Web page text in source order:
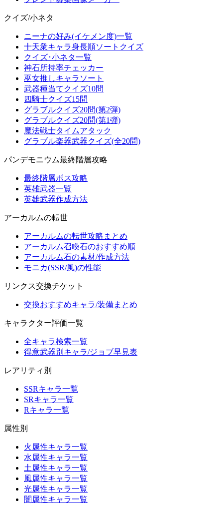
クイズ/小ネタ
ニーナの好み(イケメン度)一覧
十天衆キャラ身長順ソートクイズ
クイズ･小ネタ一覧
神石所持率チェッカー
巫女推しキャラソート
武器種当てクイズ10問
四騎士クイズ15問
グラブルクイズ20問(第2弾)
グラブルクイズ20問(第1弾)
魔法戦士タイムアタック
グラブル楽器武器クイズ(全20問)
パンデモニウム最終階層攻略
最終階層ボス攻略
英雄武器一覧
英雄武器作成方法
アーカルムの転世
アーカルムの転世攻略まとめ
アーカルム召喚石のおすすめ順
アーカルム石の素材/作成方法
モニカ(SSR/風)の性能
リンクス交換チケット
交換おすすめキャラ/装備まとめ
キャラクター評価一覧
全キャラ検索一覧
得意武器別キャラ/ジョブ早見表
レアリティ別
SSRキャラ一覧
SRキャラ一覧
Rキャラ一覧
属性別
火属性キャラ一覧
水属性キャラ一覧
土属性キャラ一覧
風属性キャラ一覧
光属性キャラ一覧
闇属性キャラ一覧